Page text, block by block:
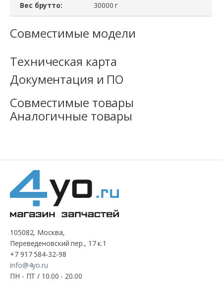
Вес брутто: 30000 г
Совместимые модели
Техническая карта
Документация и ПО
Совместимые товары
Аналогичные товары
105082, Москва,
Переведеновский пер., 17 к.1
+7 917 584-32-98
info@4yo.ru
ПН - ПТ / 10.00 - 20.00